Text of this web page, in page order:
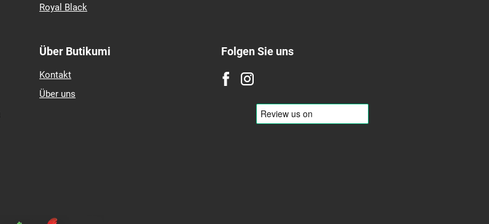
Royal Black
Über Butikumi
Kontakt
Über uns
Folgen Sie uns